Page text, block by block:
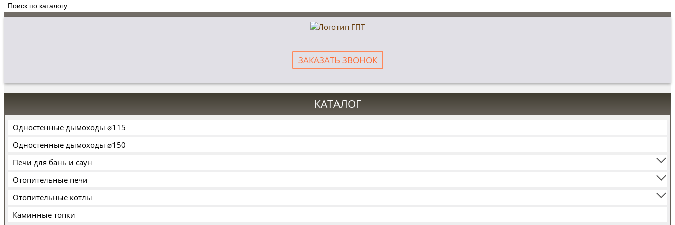
ЗАКАЗАТЬ ЗВОНОК
КАТАЛОГ
Одностенные дымоходы ⌀115
Одностенные дымоходы ⌀150
Печи для бань и саун
Отопительные печи
Отопительные котлы
Каминные топки